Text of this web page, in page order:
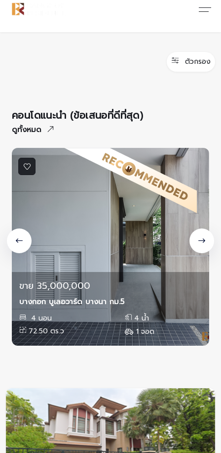
ตัวกรอง
คอนโดแนะนำ (ข้อเสนอที่ดีที่สุด)
ดูทั้งหมด
ขาย 35,000,000
บางกอก บูเลอวาร์ด บางนา กม.5
4 นอน
4 น้ำ
72.50 ตร.ว
1 จอด
CONSENT